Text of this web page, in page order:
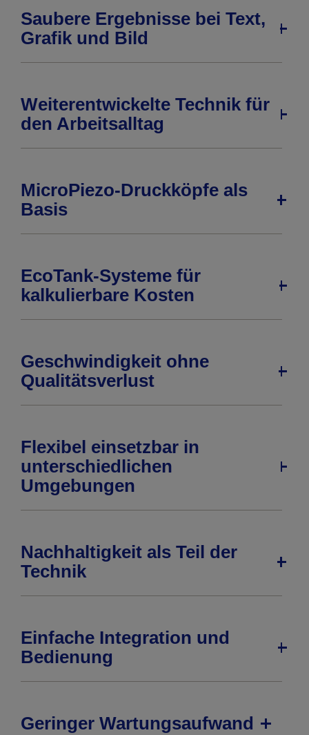
Saubere Ergebnisse bei Text,
Grafik und Bild
Weiterentwickelte Technik für
den Arbeitsalltag
MicroPiezo-Druckköpfe als
Basis
EcoTank-Systeme für
kalkulierbare Kosten
Geschwindigkeit ohne
Qualitätsverlust
Flexibel einsetzbar in
unterschiedlichen
Umgebungen
Nachhaltigkeit als Teil der
Technik
Einfache Integration und
Bedienung
Geringer Wartungsaufwand